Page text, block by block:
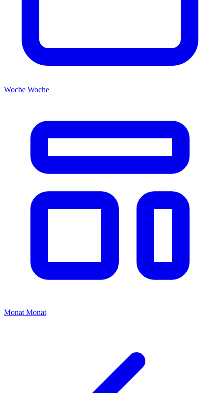
Woche Woche
Monat Monat